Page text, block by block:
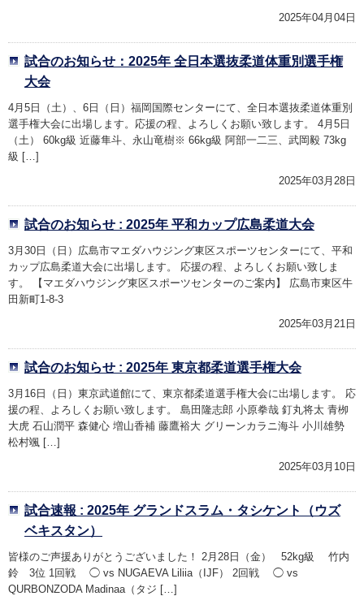
2025年04月04日
試合のお知らせ：2025年 全日本選抜柔道体重別選手権
大会
4月5日（土）、6日（日）福岡国際センターにて、全日本選抜柔道体重別
選手権大会に出場します。応援の程、よろしくお願い致します。 4月5日
（土） 60kg級 近藤隼斗、永山竜樹※ 66kg級 阿部一二三、武岡毅 73kg
級 […]
2025年03月28日
試合のお知らせ : 2025年 平和カップ広島柔道大会
3月30日（日）広島市マエダハウジング東区スポーツセンターにて、平和
カップ広島柔道大会に出場します。 応援の程、よろしくお願い致しま
す。 【マエダハウジング東区スポーツセンターのご案内】 広島市東区牛
田新町1-8-3
2025年03月21日
試合のお知らせ : 2025年 東京都柔道選手権大会
3月16日（日）東京武道館にて、東京都柔道選手権大会に出場します。 応
援の程、よろしくお願い致します。 島田隆志郎 小原拳哉 釘丸将太 青栁
大虎 石山潤平 森健心 増山香補 藤鷹裕大 グリーンカラニ海斗 小川雄勢
松村颯 […]
2025年03月10日
試合速報 : 2025年 グランドスラム・タシケント（ウズ
ベキスタン）
皆様のご声援ありがとうございました！ 2月28日（金） 52kg級 竹内
鈴 3位 1回戦 ◯ vs NUGAEVA Liliia（IJF） 2回戦 ◯ vs
QURBONZODA Madinaa（タジ […]